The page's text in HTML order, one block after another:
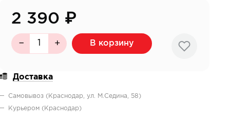
2 390 ₽
В корзину
Доставка
Самовывоз (Краснодар, ул. М.Седина, 58)
Курьером (Краснодар)